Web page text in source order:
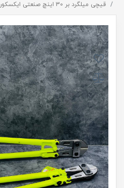
قیچی میلگرد بر 30 اینچ صنعتی ایکسکورت اصلی